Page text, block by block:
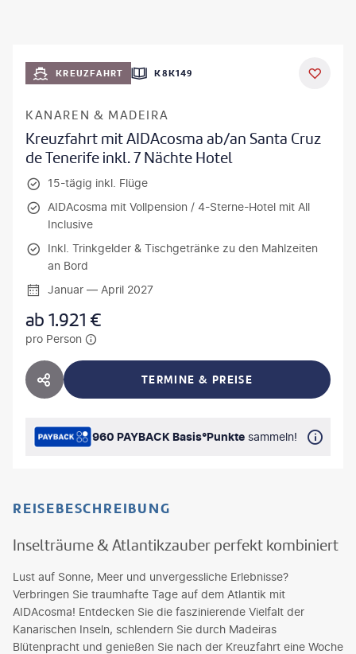
KREUZFAHRT K8K149
KANAREN & MADEIRA
Kreuzfahrt mit AIDAcosma ab/an Santa Cruz
de Tenerife inkl. 7 Nächte Hotel
15-tägig inkl. Flüge
AIDAcosma mit Vollpension / 4-Sterne-Hotel mit All
Inclusive
Inkl. Trinkgelder & Tischgetränke zu den Mahlzeiten
an Bord
Januar — April 2027
ab1.921 €
pro Person
HOTEL TEILEN TERMINE & PREISE
960 PAYBACK Basis°Punkte sammeln!
REISEBESCHREIBUNG
Inselträume & Atlantikzauber perfekt kombiniert
Lust auf Sonne, Meer und unvergessliche Erlebnisse?
Verbringen Sie traumhafte Tage auf dem Atlantik mit
AIDAcosma! Entdecken Sie die faszinierende Vielfalt der
Kanarischen Inseln, schlendern Sie durch Madeiras
Blütenpracht und genießen Sie nach der Kreuzfahrt eine Woche